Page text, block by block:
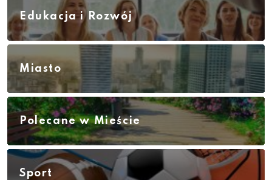
Edukacja i Rozwój
Miasto
Polecane w Mieście
Sport